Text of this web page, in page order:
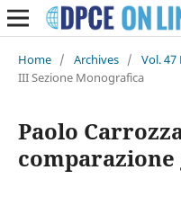
Home / Archives / Vol. 47
III Sezione Monografica
Paolo